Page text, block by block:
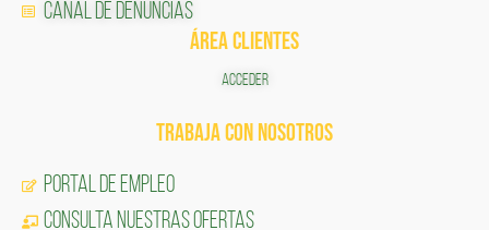
Canal de Denuncias
ÁREA CLIENTES
ACCEDER
TRABAJA CON NOSOTROS
Portal de Empleo
CONSULTA NUESTRAS OFERTAS